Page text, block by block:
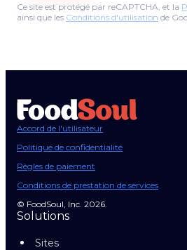
Ce site est protégé par reCAPTCHA, et la
ainsi que les Conditions d'utilisation de
Accord de l'utilisateur
Politique de confidentialité
Règles de paiement
Conditions de prestation de services
© FoodSoul, Inc. 2026.
Solutions
Sites